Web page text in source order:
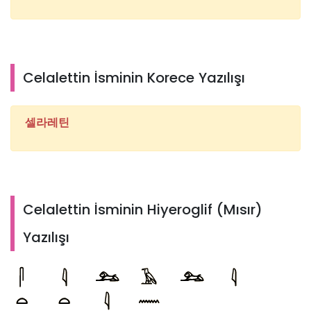
Celalettin İsminin Korece Yazılışı
셀라레틴
Celalettin İsminin Hiyeroglif (Mısır)
Yazılışı